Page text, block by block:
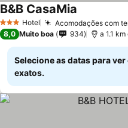
3 EstrelasHotel Acomodações com
B&B CasaMia
8,0 Muito boa 934 a 1.1
Selecione as datas para
exatos.